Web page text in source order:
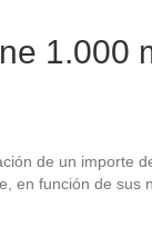
1.000
de un importe
en función de sus